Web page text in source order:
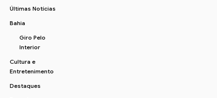
Últimas Notícias
Bahia
Giro Pelo
Interior
Cultura e
Entretenimento
Destaques